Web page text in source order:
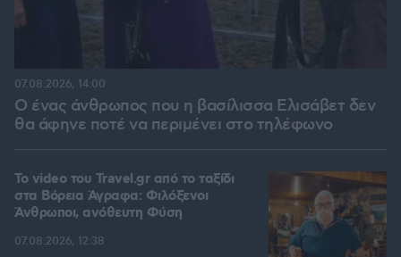
Ο ένας άνθρωπος που η βασίλισσα Ελισάβετ δεν
θα άφηνε ποτέ να περιμένει στο τηλέφωνο
07.08.2026, 14:00
To video του Travel.gr από το ταξίδι
στα Βόρεια Άγραφα: Φιλόξενοι
Άνθρωποι, ανόθευτη Φύση
07.08.2026, 12:38